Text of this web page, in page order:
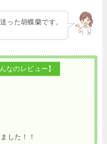
った胡蝶蘭です。
なのレビュー】
した！！